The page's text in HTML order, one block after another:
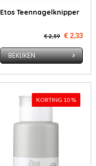
Etos Teen­na­gel­knip­per
€ 2,59 € 2,33
BEKIJKEN
KORTING 10 %